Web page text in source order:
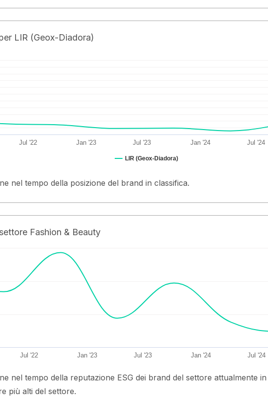
LIR (Geox-Diadora)
LIR (Geox-Diadora)
Jul '22 Jan '23 Jul '23 Jan '24 Jul '24
nel tempo della posizione del brand in classifica.
Fashion & Beauty
Jul '22 Jan '23 Jul '23 Jan '24 Jul '24
nel tempo della reputazione ESG dei brand del settore attualmente
più alti del settore.